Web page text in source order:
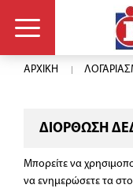
ΑΡΧΙΚΗ
ΔΙΟΡΘΩΣΗ
Μπορείτε να
να ενημερώσετε τα